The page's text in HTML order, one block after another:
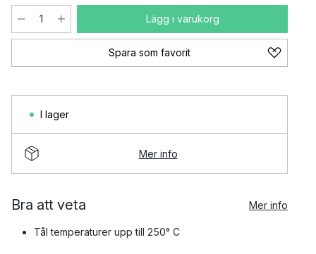
Lägg i varukorg
Spara som favorit
I lager
Mer info
Bra att veta Mer info
Tål temperaturer upp till 250° C